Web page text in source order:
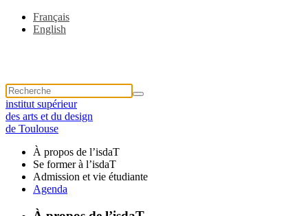
Français
English
institut supérieur
des arts et du design
de Toulouse
À propos de l’isdaT
Se former à l’isdaT
Admission et vie étudiante
Agenda